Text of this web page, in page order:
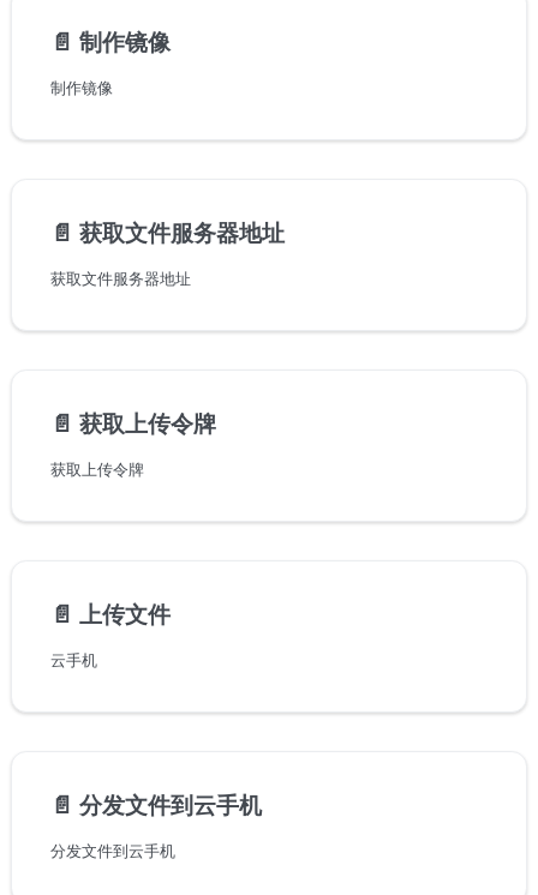
📄️ 制作镜像
制作镜像
📄️ 获取文件服务器地址
获取文件服务器地址
📄️ 获取上传令牌
获取上传令牌
📄️ 上传文件
云手机
📄️ 分发文件到云手机
分发文件到云手机